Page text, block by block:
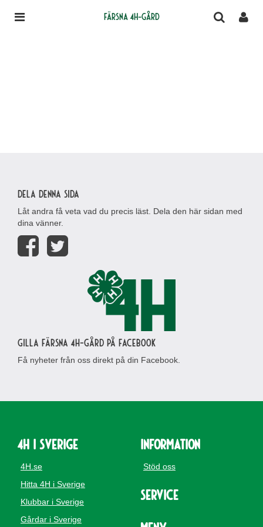
Färsna 4H-gård
Dela denna sida
Låt andra få veta vad du precis läst. Dela den här sidan med
dina vänner.
Gilla Färsna 4H-gård på Facebook
Få nyheter från oss direkt på din Facebook.
4H i Sverige
4H.se
Hitta 4H i Sverige
Klubbar i Sverige
Gårdar i Sverige
Information
Stöd oss
Service